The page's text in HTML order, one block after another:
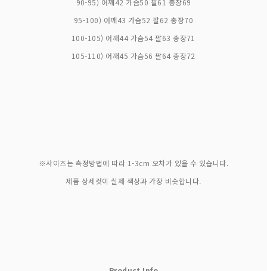
90-95) 어깨42 가슴50 팔61 총장69
95-100) 어깨43 가슴52 팔62 총장70
100-105) 어깨44 가슴54 팔63 총장71
105-110) 어깨45 가슴56 팔64 총장72
※사이즈는 측정방법에 따라 1-3cm 오차가 있을 수 있습니다.
제품 상세컷이 실제 색상과 가장 비슷합니다.